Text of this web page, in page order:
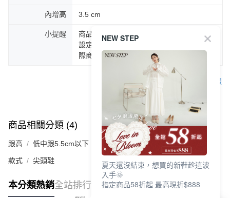
內增高 3.5 cm
小提醒
商品圖片顏色會因拍攝燈光環境或個人螢幕
設定不同，而造成部份色差現象，顏色以實
際商品為主。
客服
商品相關分類 (4) 查看全部
跟高 低中跟5.5cm以下
款式 尖頭鞋
本分類熱銷全站排行
NEW STEP
夏天還沒結束，想買的新鞋趁這波
入手🌞
指定商品58折起 最高現折$888